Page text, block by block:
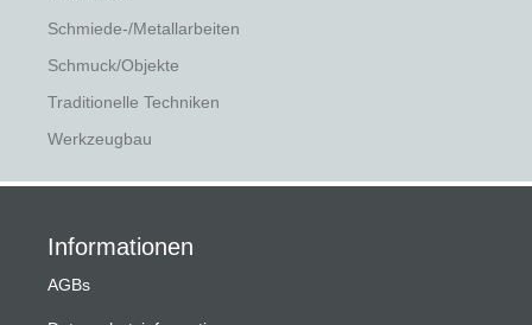
Schmiede-/Metallarbeiten
Schmuck/Objekte
Traditionelle Techniken
Werkzeugbau
Informationen
AGBs